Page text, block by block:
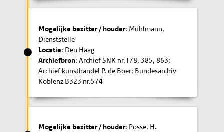
Mogelijke bezitter / houder: Mühlmann,
Dienststelle
Locatie: Den Haag
Archiefbron: Archief SNK nr.178, 385, 863;
Archief kunsthandel P. de Boer; Bundesarchiv
Koblenz B323 nr.574
Mogelijke bezitter / houder: Posse, H.